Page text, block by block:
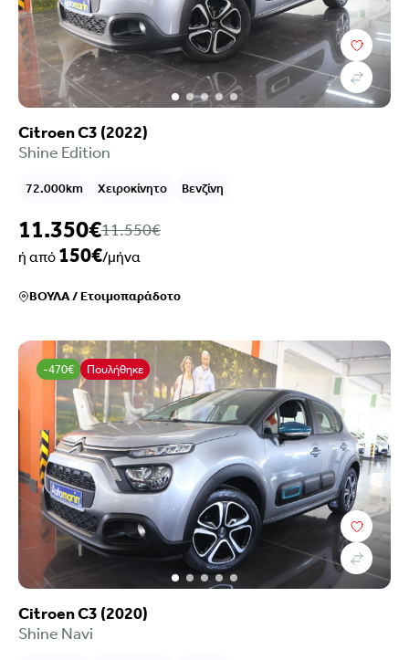
Citroen C3 (2022)
Shine Edition
72.000km Χειροκίνητο Βενζίνη
11.350€11.550€
ή από 150€/μήνα
ΒΟΥΛΑ/Ετοιμοπαράδοτο
-470€ Πουλήθηκε
Citroen C3 (2020)
Shine Navi